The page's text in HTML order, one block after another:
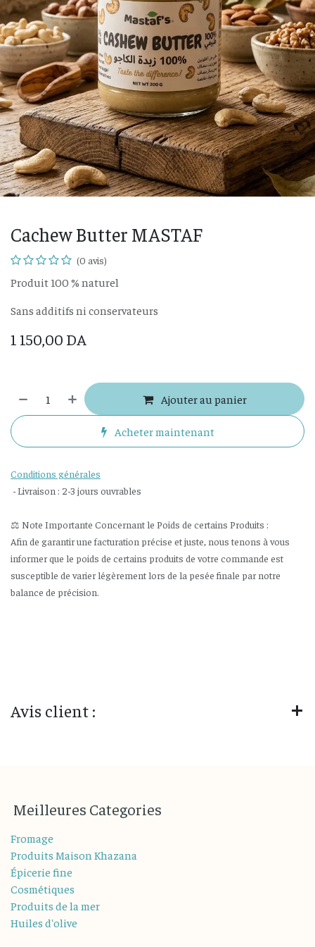
Cachew Butter MASTAF
(0 avis)
Produit 100 % naturel
Sans additifs ni conservateurs
1 150,00 DA
Ajouter au panier
Acheter maintenant
Conditions générales
- Livraison : 2-3 jours ouvrables
⚖️ Note Importante Concernant le Poids de certains Produits :
Afin de garantir une facturation précise et juste, nous tenons à vous
informer que le poids de certains produits de votre commande est
susceptible de varier légèrement lors de la pesée finale par notre
balance de précision.
Avis client :
Meilleures Categories
Fromage
Produits Maison Khazana
Épicerie fine
Cosmétiques
Produits de la mer
Huiles d'olive